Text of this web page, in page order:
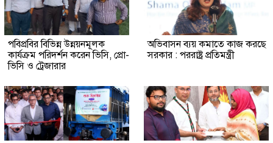
পবিপ্রবির বিভিন্ন উন্নয়নমূলক
কার্যক্রম পরিদর্শন করেন ভিসি, প্রো-
ভিসি ও ট্রেজারার
অভিবাসন ব্যয় কমা‌তে কাজ কর‌ছে
সরকার : পররাষ্ট্র প্রতিমন্ত্রী